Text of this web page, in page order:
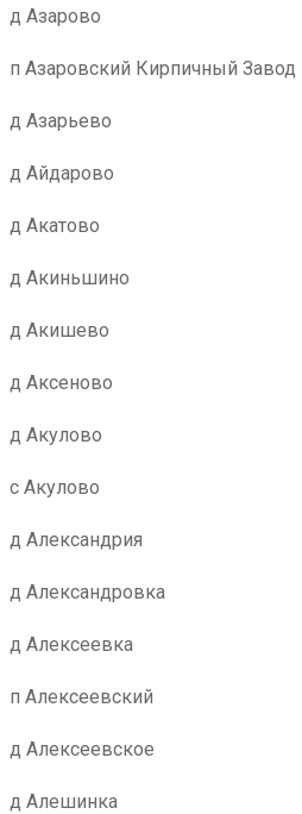
д Азарово
п Азаровский Кирпичный Завод
д Азарьево
д Айдарово
д Акатово
д Акиньшино
д Акишево
д Аксеново
д Акулово
с Акулово
д Александрия
д Александровка
д Алексеевка
п Алексеевский
д Алексеевское
д Алешинка